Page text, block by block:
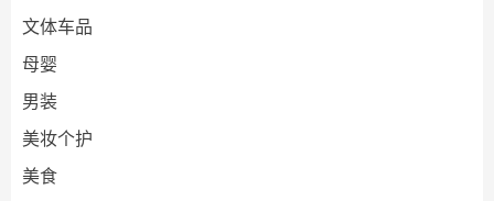
文体车品
母婴
男装
美妆个护
美食